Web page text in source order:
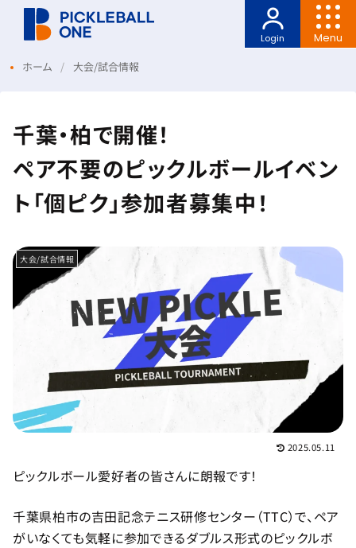
Menu
Login
ホーム 大会/試合情報
千葉・柏で開催！
ペア不要のピックルボールイベン
ト「個ピク」参加者募集中！
大会/試合情報
2025.05.11
ピックルボール愛好者の皆さんに朗報です！
千葉県柏市の吉田記念テニス研修センター（TTC）で、ペア
がいなくても気軽に参加できるダブルス形式のピックルボ